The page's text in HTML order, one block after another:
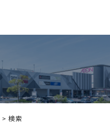
検索